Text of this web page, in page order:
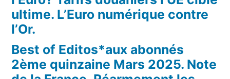
ultime. L’Euro numérique contre
l’Or.
Best of Editos*aux abonnés
2ème quinzaine Mars 2025. Note